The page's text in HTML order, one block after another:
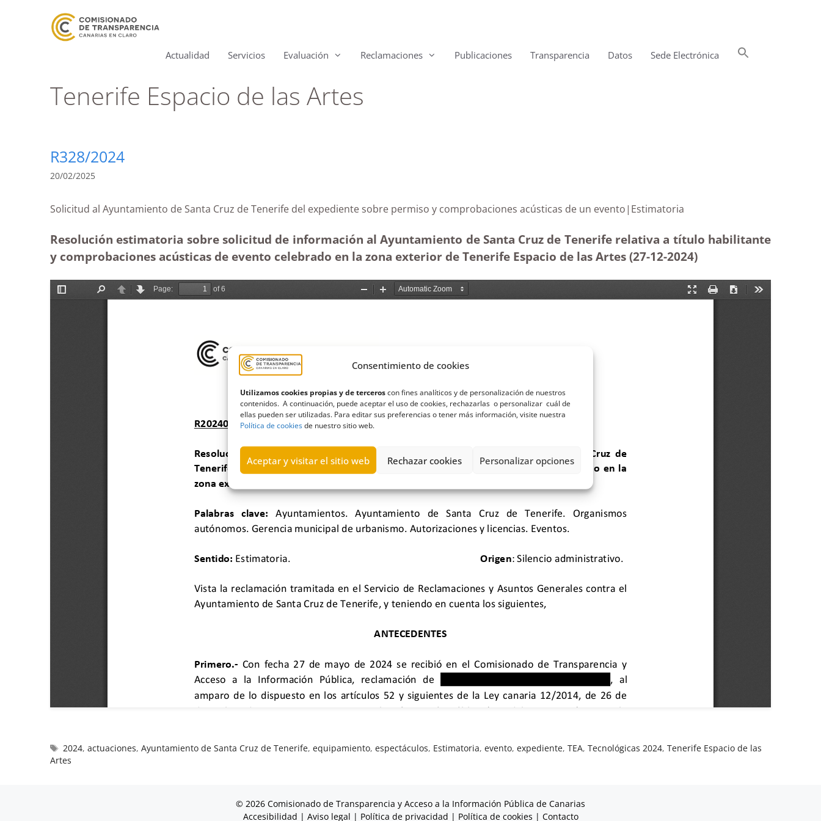
Consentimiento de cookies
Utilizamos cookies propias y de terceroscon fines analíticos y de personalización de nuestros
contenidos. A continuación, puede aceptar el uso de cookies, rechazarlas o personalizar cuál de
ellas pueden ser utilizadas. Para editar sus preferencias o tener más información, visite nuestra
Política de cookiesde nuestro sitio web.
Aceptar y visitar el sitio web Rechazar cookies Personalizar opciones
Actualidad Servicios Evaluación Reclamaciones Publicaciones Transparencia Datos Sede Electrónica
Tenerife Espacio de las Artes
R328/2024
20/02/2025
Solicitud al Ayuntamiento de Santa Cruz de Tenerife del expediente sobre permiso y comprobaciones acústicas de un evento|Estimatoria
Resolución estimatoria sobre solicitud de información al Ayuntamiento de Santa Cruz de Tenerife relativa a título habilitante
y comprobaciones acústicas de evento celebrado en la zona exterior de Tenerife Espacio de las Artes (27-12-2024)
2024,actuaciones,Ayuntamiento de Santa Cruz de Tenerife,equipamiento,espectáculos, Estimatoria,evento,expediente,TEA,Tecnológicas 2024,Tenerife Espacio de las
Artes
© 2026 Comisionado de Transparencia y Acceso a la Información Pública de Canarias
Accesibilidad | Aviso legal | Política de privacidad | Política de cookies | Contacto